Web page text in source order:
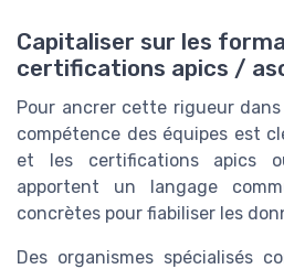
Capitaliser sur les
certifications apics /
Pour ancrer cette rigueur
compétence des équipes est
et les certifications apics
apportent un langage
concrètes pour fiabiliser les
Des organismes spécialisés